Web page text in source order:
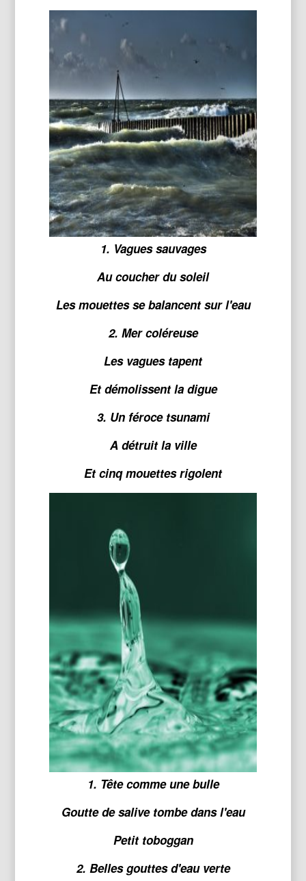
1. Vagues sauvages
Au coucher du soleil
Les mouettes se balancent sur l'eau
2. Mer coléreuse
Les vagues tapent
Et démolissent la digue
3. Un féroce tsunami
A détruit la ville
Et cinq mouettes rigolent
1. Tête comme une bulle
Goutte de salive tombe dans l'eau
Petit toboggan
2. Belles gouttes d'eau verte